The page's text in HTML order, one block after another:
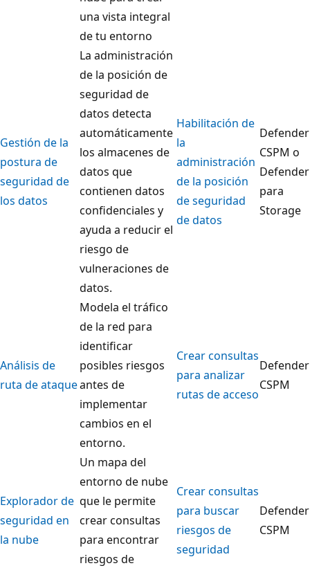
una vista integral
de tu entorno
Gestión de la
postura de
seguridad de
los datos
La administración
de la posición de
seguridad de
datos detecta
automáticamente
los almacenes de
datos que
contienen datos
confidenciales y
ayuda a reducir el
riesgo de
vulneraciones de
datos.
Habilitación de
la
administración
de la posición
de seguridad
de datos
Defender
CSPM o
Defender
para
Storage
Análisis de
ruta de ataque
Modela el tráfico
de la red para
identificar
posibles riesgos
antes de
implementar
cambios en el
entorno.
Crear consultas
para analizar
rutas de acceso
Defender
CSPM
Explorador de
seguridad en
la nube
Un mapa del
entorno de nube
que le permite
crear consultas
para encontrar
riesgos de
Crear consultas
para buscar
riesgos de
seguridad
Defender
CSPM